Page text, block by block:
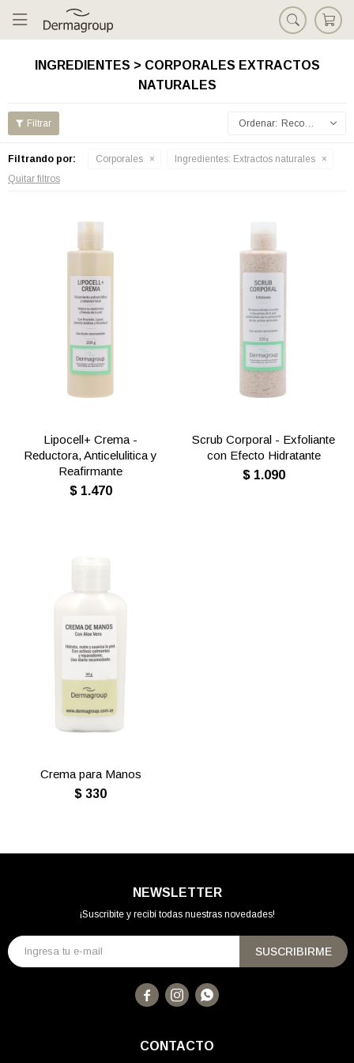

INGREDIENTES > CORPORALES EXTRACTOS
NATURALES
Recomendados
Filtrando por: Corporales Ingredientes: Extractos naturales
Quitar filtros
Lipocell+ Crema -
Reductora, Anticelulitica y
Reafirmante
$ 1.470
Scrub Corporal - Exfoliante
con Efecto Hidratante
$ 1.090
Crema para Manos
$ 330
CONTACTO
NEWSLETTER
¡Suscribite y recibí todas nuestras novedades!
SUSCRIBIRME
  